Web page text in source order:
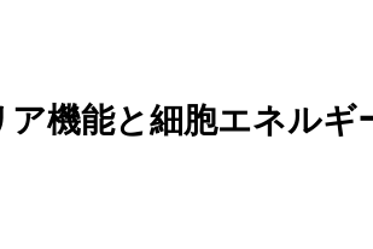
機能と細胞エネルギ